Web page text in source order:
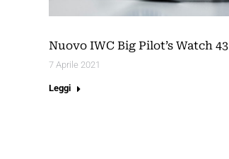
Nuovo IWC Big Pilot’s Watch 43
7 Aprile 2021
Leggi